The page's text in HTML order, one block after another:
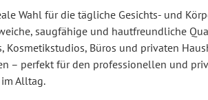
Wahl für die tägliche Gesichts- und
saugfähige und hautfreundliche
Kosmetikstudios, Büros und privaten
– perfekt für den professionellen und
Alltag.